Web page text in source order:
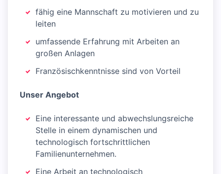
fähig eine Mannschaft zu motivieren und zu
leiten
umfassende Erfahrung mit Arbeiten an
großen Anlagen
Französischkenntnisse sind von Vorteil
Unser Angebot
Eine interessante und abwechslungsreiche
Stelle in einem dynamischen und
technologisch fortschrittlichen
Familienunternehmen.
Eine Arbeit an technologisch